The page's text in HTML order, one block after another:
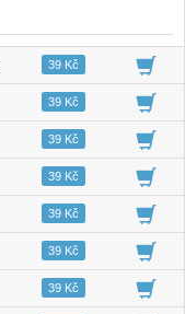
05:1239 Kč
03:5139 Kč
02:3839 Kč
04:4439 Kč
04:5439 Kč
05:1639 Kč
04:0239 Kč